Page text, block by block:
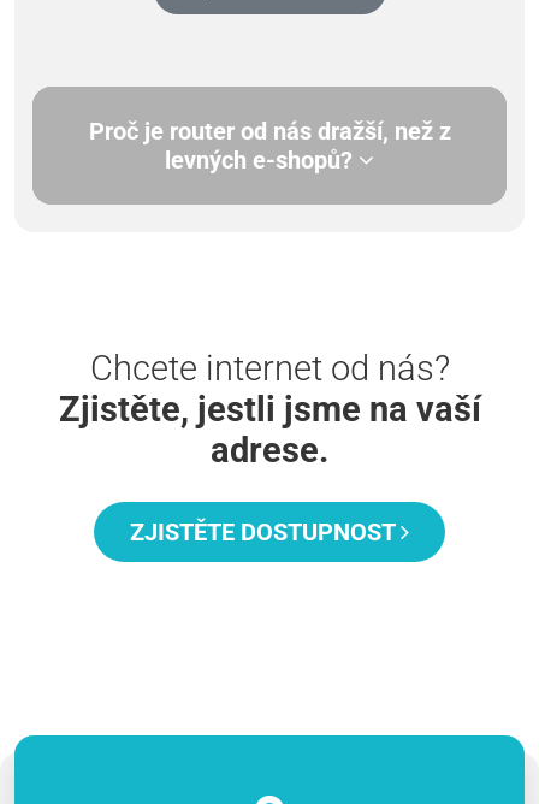
Proč je router od nás dražší, než z
levných e-shopů?
Chcete internet od nás?
Zjistěte, jestli jsme na vaší
adrese.
ZJISTĚTE DOSTUPNOST